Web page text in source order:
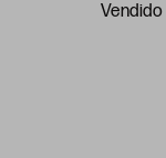
vendido